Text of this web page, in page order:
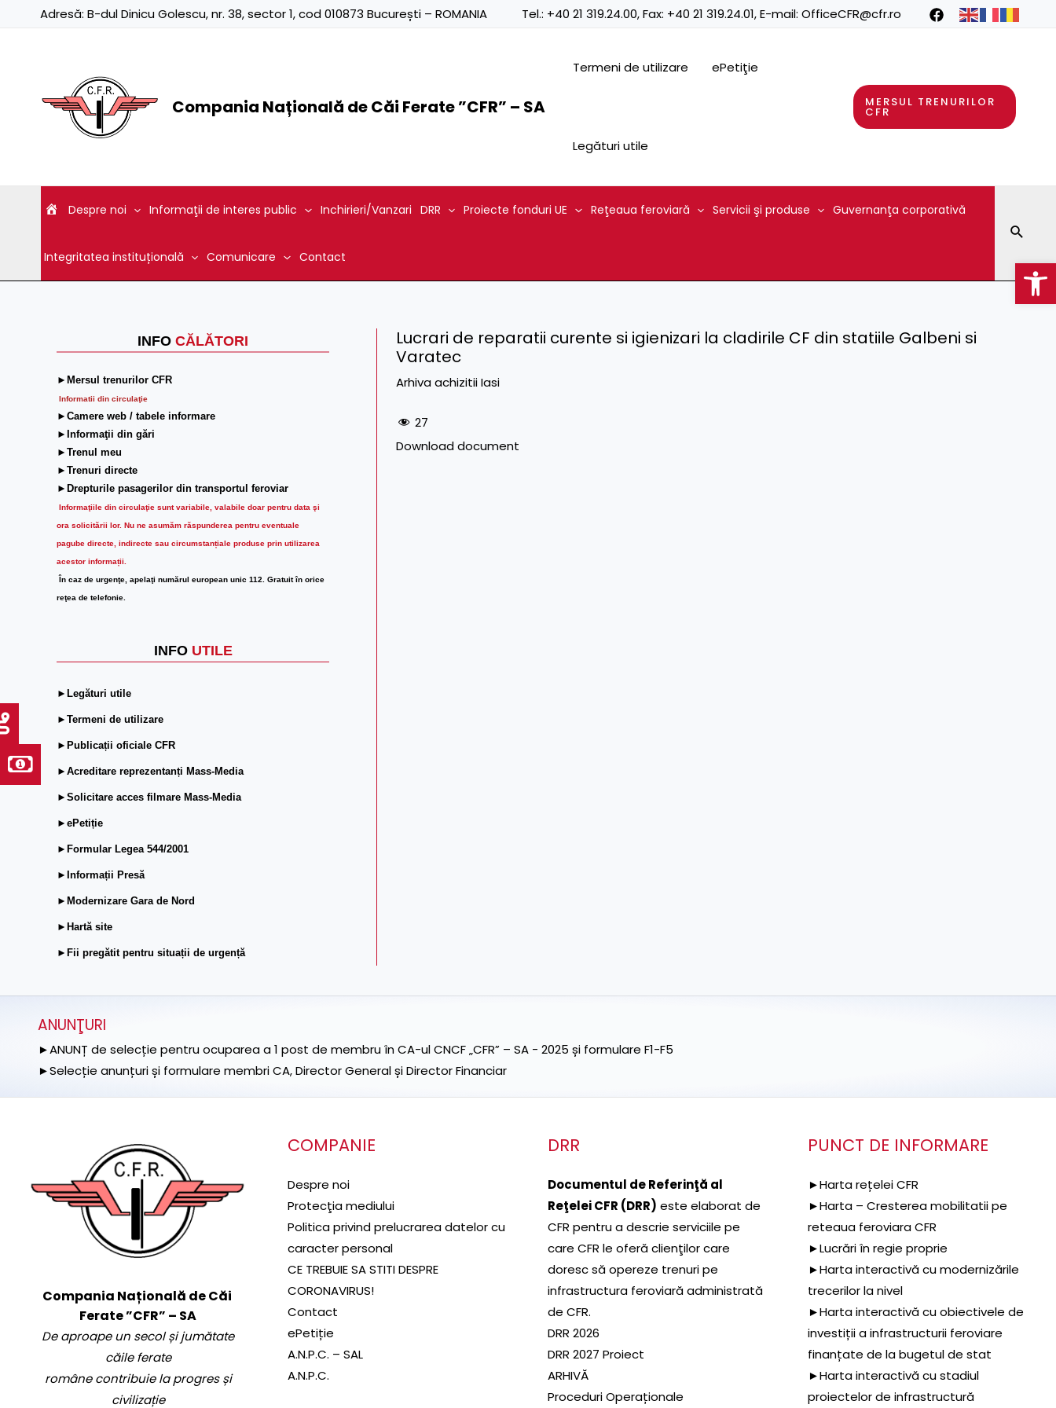
Adresă: B-dul Dinicu Golescu, nr. 38, sector 1, cod 010873 București – ROMANIA Tel.: +40 21 319.24.00, Fax: +40 21 319.24.01, E-mail: OfficeCFR@cfr.ro
Compania Națională de Căi Ferate ”CFR” – SA
Termeni de utilizare ePetiţie
Legături utile
MERSUL TRENURILOR
CFR
Despre noi Informaţii de interes public Inchirieri/Vanzari DRR Proiecte fonduri UE Reţeaua feroviară Servicii şi produse Guvernanţa corporativă
Integritatea instituțională Comunicare Contact
INFO CĂLĂTORI
►Mersul trenurilor CFR
Informatii din circulaţie
►Camere web / tabele informare
►Informaţii din gări
►Trenul meu
►Trenuri directe
►Drepturile pasagerilor din transportul feroviar
Informaţiile din circulaţie sunt variabile, valabile doar pentru data şi
ora solicitării lor. Nu ne asumăm răspunderea pentru eventuale
pagube directe, indirecte sau circumstanțiale produse prin utilizarea
acestor informații.
În caz de urgenţe, apelaţi numărul european unic 112. Gratuit în orice
reţea de telefonie.
INFO UTILE
►Legături utile
►Termeni de utilizare
►Publicații oficiale CFR
►Acreditare reprezentanți Mass-Media
►Solicitare acces filmare Mass-Media
►ePetiție
►Formular Legea 544/2001
►Informații Presă
►Modernizare Gara de Nord
►Hartă site
►Fii pregătit pentru situații de urgență
Lucrari de reparatii curente si igienizari la cladirile CF din statiile Galbeni si
Varatec
Arhiva achizitii Iasi
27
Download document
ANUNŢURI
►ANUNȚ de selecție pentru ocuparea a 1 post de membru în CA-ul CNCF „CFR” – SA - 2025 și formulare F1-F5
►Selecție anunțuri și formulare membri CA, Director General și Director Financiar
Compania Națională de Căi
Ferate ”CFR” – SA
De aproape un secol și jumătate
căile ferate
române contribuie la progres și
civilizație
COMPANIE
Despre noi
Protecţia mediului
Politica privind prelucrarea datelor cu
caracter personal
CE TREBUIE SA STITI DESPRE
CORONAVIRUS!
Contact
ePetiție
A.N.P.C. – SAL
A.N.P.C.
DRR
Documentul de Referinţă al
Reţelei CFR (DRR) este elaborat de
CFR pentru a descrie serviciile pe
care CFR le oferă clienţilor care
doresc să opereze trenuri pe
infrastructura feroviară administrată
de CFR.
DRR 2026
DRR 2027 Proiect
ARHIVĂ
Proceduri Operaționale
PUNCT DE INFORMARE
►Harta rețelei CFR
►Harta – Cresterea mobilitatii pe
reteaua feroviara CFR
►Lucrări în regie proprie
►Harta interactivă cu modernizările
trecerilor la nivel
►Harta interactivă cu obiectivele de
investiții a infrastructurii feroviare
finanțate de la bugetul de stat
►Harta interactivă cu stadiul
proiectelor de infrastructură